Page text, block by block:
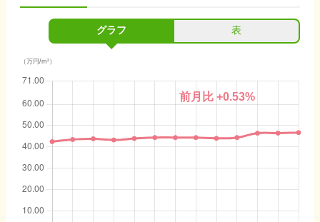
グラフ 表
（万円/m²）
前月比+0.53%